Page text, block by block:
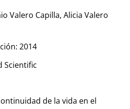
Valero Capilla, Alicia Valero
2014
Scientific
de la vida en el